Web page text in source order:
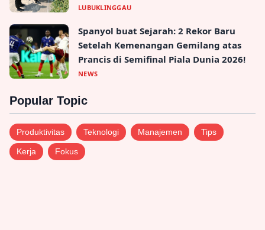
LUBUKLINGGAU
Spanyol buat Sejarah: 2 Rekor Baru
Setelah Kemenangan Gemilang atas
Prancis di Semifinal Piala Dunia 2026!
NEWS
Popular Topic
Produktivitas Teknologi Manajemen Tips
Kerja Fokus